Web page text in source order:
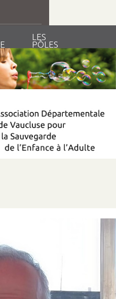
LES
PÔLES
ACTUALIT
ÉS